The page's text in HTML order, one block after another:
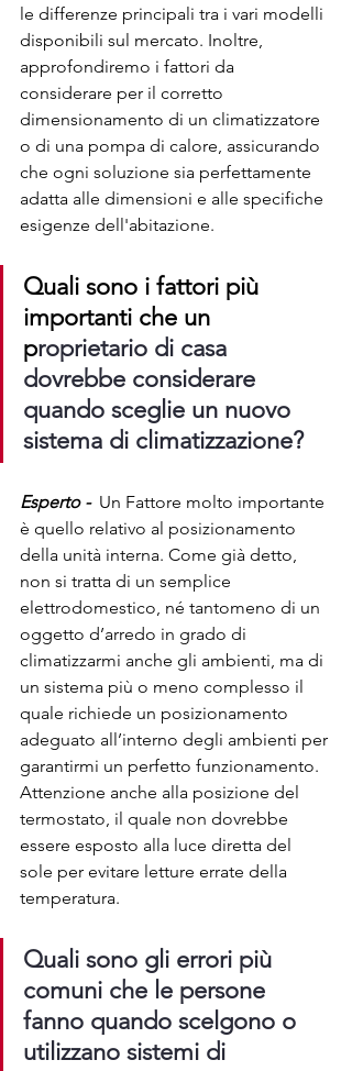
le differenze principali tra i vari modelli
disponibili sul mercato. Inoltre,
approfondiremo i fattori da
considerare per il corretto
dimensionamento di un climatizzatore
o di una pompa di calore, assicurando
che ogni soluzione sia perfettamente
adatta alle dimensioni e alle specifiche
esigenze dell'abitazione.
Quali sono i fattori più
importanti che un
proprietario di casa
dovrebbe considerare
quando sceglie un nuovo
sistema di climatizzazione?
Esperto - Un Fattore molto importante
è quello relativo al posizionamento
della unità interna. Come già detto,
non si tratta di un semplice
elettrodomestico, né tantomeno di un
oggetto d’arredo in grado di
climatizzarmi anche gli ambienti, ma di
un sistema più o meno complesso il
quale richiede un posizionamento
adeguato all’interno degli ambienti per
garantirmi un perfetto funzionamento.
Attenzione anche alla posizione del
termostato, il quale non dovrebbe
essere esposto alla luce diretta del
sole per evitare letture errate della
temperatura.
Quali sono gli errori più
comuni che le persone
fanno quando scelgono o
utilizzano sistemi di